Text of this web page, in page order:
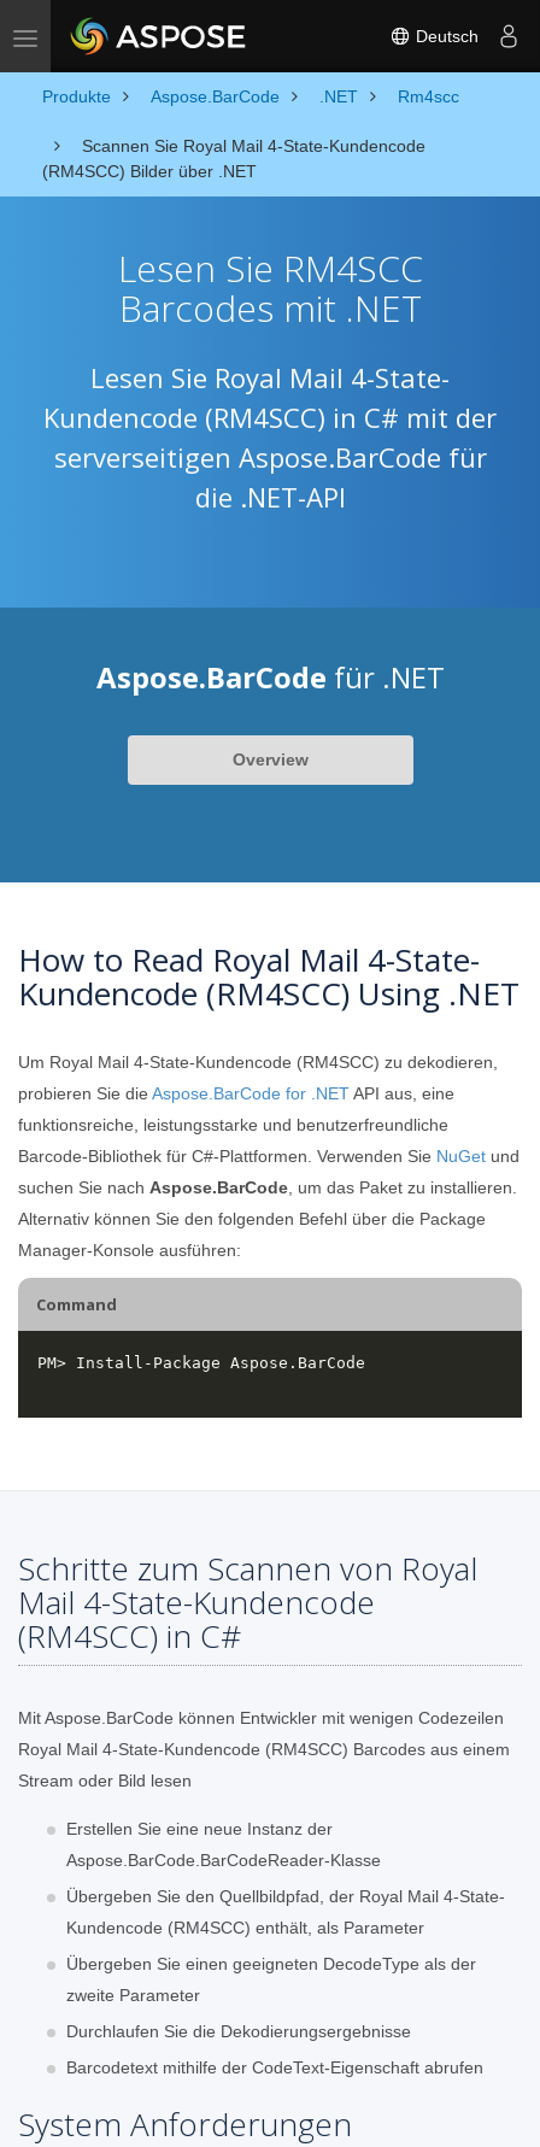
Toggle navigation Deutsch
Produkte Aspose.BarCode .NET Rm4scc
Scannen Sie Royal Mail 4-State-Kundencode
(RM4SCC) Bilder über .NET
Lesen Sie RM4SCC
Barcodes mit .NET
Lesen Sie Royal Mail 4-State-
Kundencode (RM4SCC) in C# mit der
serverseitigen Aspose.BarCode für
die .NET-API
Aspose.BarCode für .NET
Overview
How to Read Royal Mail 4-State-
Kundencode (RM4SCC) Using .NET
Um Royal Mail 4-State-Kundencode (RM4SCC) zu dekodieren,
probieren Sie die Aspose.BarCode for .NETAPI aus, eine
funktionsreiche, leistungsstarke und benutzerfreundliche
Barcode-Bibliothek für C#-Plattformen. Verwenden Sie NuGet und
suchen Sie nach Aspose.BarCode , um das Paket zu installieren.
Alternativ können Sie den folgenden Befehl über die Package
Manager-Konsole ausführen:
Command
Schritte zum Scannen von Royal
Mail 4-State-Kundencode
(RM4SCC) in C#
Mit Aspose.BarCode können Entwickler mit wenigen Codezeilen
Royal Mail 4-State-Kundencode (RM4SCC) Barcodes aus einem
Stream oder Bild lesen
Erstellen Sie eine neue Instanz der
Aspose.BarCode.BarCodeReader-Klasse
Übergeben Sie den Quellbildpfad, der Royal Mail 4-State-
Kundencode (RM4SCC) enthält, als Parameter
Übergeben Sie einen geeigneten DecodeType als der
zweite Parameter
Durchlaufen Sie die Dekodierungsergebnisse
Barcodetext mithilfe der CodeText-Eigenschaft abrufen
System Anforderungen